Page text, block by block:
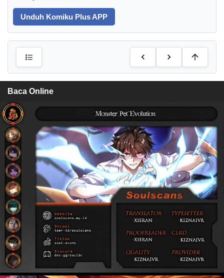
Unduh Komiku Plus APP
Baca Online